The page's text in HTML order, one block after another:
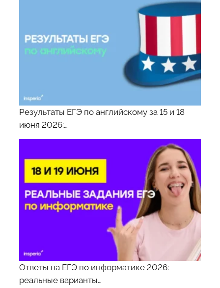
Результаты ЕГЭ по английскому за 15 и 18
июня 2026:…
Ответы на ЕГЭ по информатике 2026:
реальные варианты…